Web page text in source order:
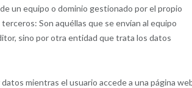
un equipo o dominio gestionado por el propio
Son aquéllas que se envían al equipo
sino por otra entidad que trata los datos
mientras el usuario accede a una página